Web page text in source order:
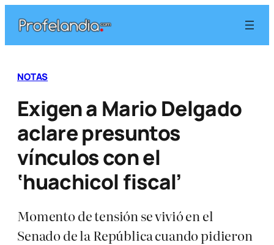
contenido
NOTAS
Exigen a Mario Delgado
aclare presuntos
vínculos con el
‘huachicol fiscal’
Momento de tensión se vivió en el
Senado de la República cuando pidieron